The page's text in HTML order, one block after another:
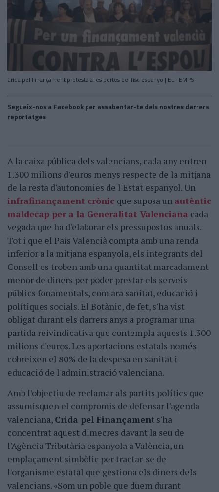
Crida pel Finançament protesta a les portes del fisc espanyol| EL TEMPS
Segueix-nos a Facebook per assabentar-te dels nostres darrers
reportatges
A la caixa pública dels valencians, cada any entren
1.300 milions d'euros menys respecte de la mitjana
de la resta d'autonomies de l'Estat espanyol. Un
infrafinançament crònic que suposa un autèntic
maldecap per a la Generalitat Valenciana cada
vegada que ha d'elaborar els pressupostos anuals.
Tot i que el País Valencià compta amb una renda
inferior a la mitjana espanyola, els integrants del
Consell es troben amb una quantitat marcadament
menor de diners per poder prestar els serveis
públics fonamentals, com ara sanitat, educació i
polítiques socials. El Botànic, de fet, s'ha vist
obligat durant els darrers anys a programar una
partida reivindicativa que contempla aquests 1.300
milions d'euros. Les aportacions estatals només
cobreixen el 80% de la despesa en sanitat i
educació de l'administració valenciana.
Amb l'objectiu de reclamar als partits polítics que
assumisquen el compromís de defensar l'agenda
valenciana, Crida pel Finançament s'ha
concentrat aquest dimecres davant la seu de
l'Agència Tributària espanyola a València, un
emplaçament simbòlic per tractar-se de
l'organisme estatal que gestiona els diners dels
valencians. «Som un poble que duem durant